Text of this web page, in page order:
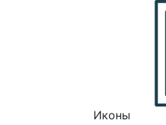
Иконы